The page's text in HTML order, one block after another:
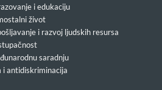
i edukaciju
život
i razvoj ljudskih resursa
saradnju
i antidiskriminacija